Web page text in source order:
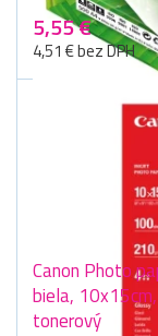
5,55 €
4,51 € bez DPH
Canon Photo
biela,
tonerový